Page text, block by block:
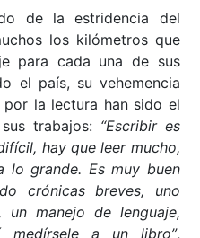
de la estridencia del
los kilómetros que
para cada una de sus
el país, su vehemencia
la lectura han sido el
trabajos: “Escribir es
hay que leer mucho,
lo grande. Es muy buen
crónicas breves, uno
manejo de lenguaje,
medírsele a un libro”,